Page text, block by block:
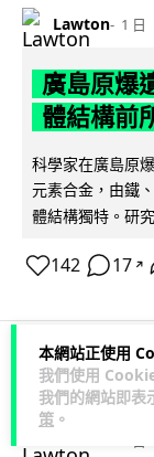
本網站正使用
我們使用
我們的網站即表
策 。
Lawton 1 日
廣島原爆
體結構前
科學家在廣島原
元素合金，由鐵
體結構獨特。研
142 17 ↗
科技娛樂 生